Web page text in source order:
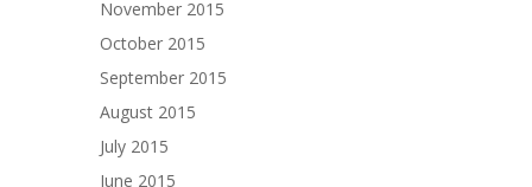
November 2015
October 2015
September 2015
August 2015
July 2015
June 2015